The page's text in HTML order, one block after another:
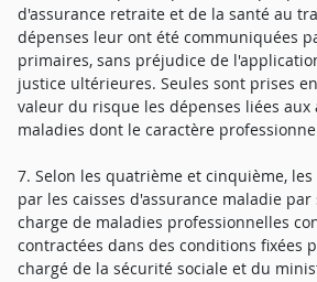
d'assurance retraite et de la santé au
dépenses leur ont été communiquées
primaires, sans préjudice de
justice ultérieures. Seules sont prises
valeur du risque les dépenses liées aux
maladies dont le caractère
7. Selon les quatrième et cinquième, les
par les caisses d'assurance maladie
charge de maladies professionnelles
contractées dans des conditions fixées
chargé de la sécurité sociale et du